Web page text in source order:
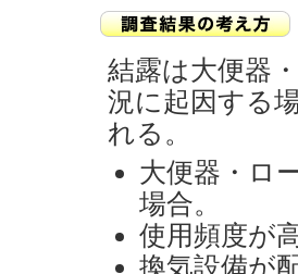
結露は大便器
況に起因する
れる。
大便器・ロ
場合。
使用頻度が
換気設備が